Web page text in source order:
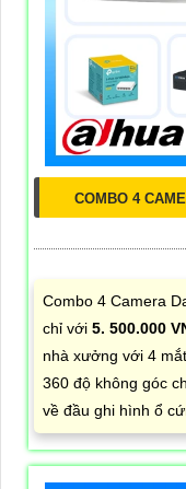
COMBO 4
Combo 4 Camera
chỉ với 5. 500.000
nhà xưởng với 4
360 độ không góc
về đầu ghi hình ổ